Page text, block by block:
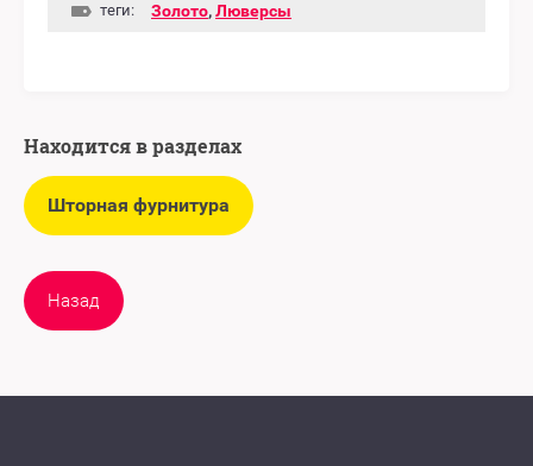
теги: Золото,Люверсы
Находится в разделах
Шторная фурнитура
Назад